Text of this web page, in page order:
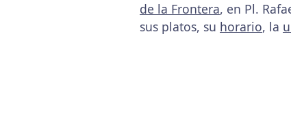
de la Frontera, en Pl.
sus platos, su horario, la